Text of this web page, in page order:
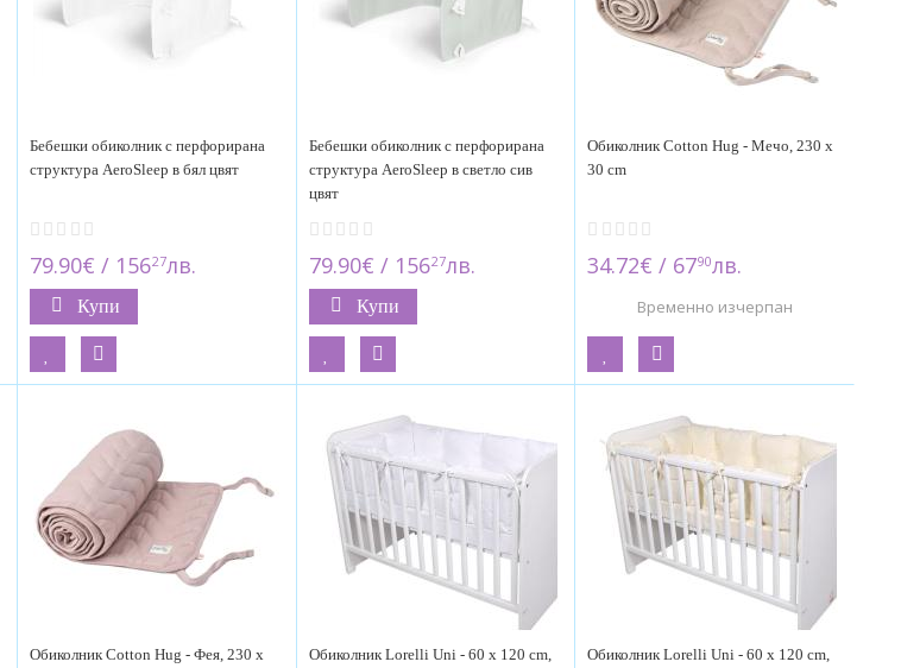
Бебешки обиколник с перфорирана
структура AeroSleep в бял цвят
79.90€ / 15627лв.
Купи
Бебешки обиколник с перфорирана
структура AeroSleep в светло сив
цвят
79.90€ / 15627лв.
Купи
Обиколник Cotton Hug - Мечо, 230 х
30 cm
34.72€ / 6790лв.
Временно изчерпан
Обиколник Cotton Hug - Фея, 230 х
Обиколник Lorelli Uni - 60 x 120 cm,
Обиколник Lorelli Uni - 60 x 120 cm,